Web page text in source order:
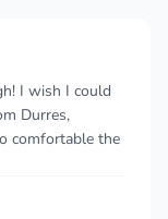
I wish I could
Durres,
comfortable the